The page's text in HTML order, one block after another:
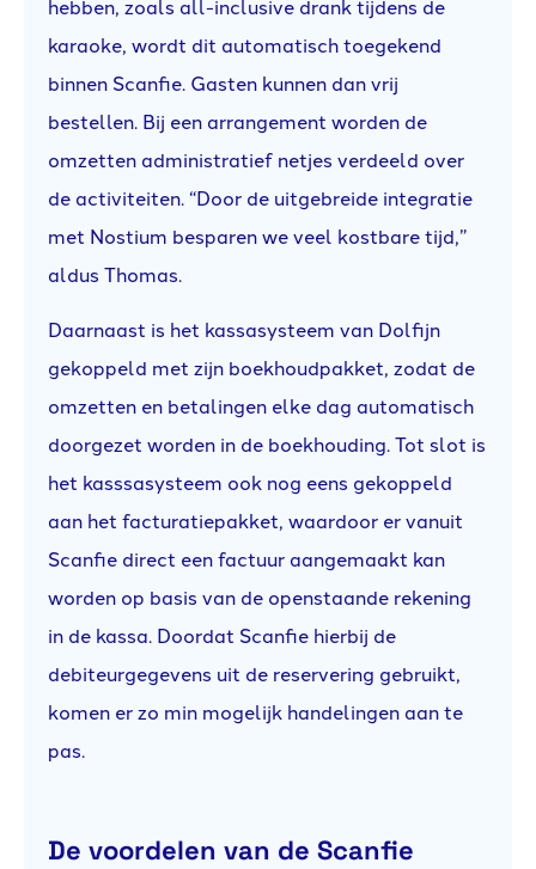
hebben, zoals all-inclusive drank tijdens de
karaoke, wordt dit automatisch toegekend
binnen Scanfie. Gasten kunnen dan vrij
bestellen. Bij een arrangement worden de
omzetten administratief netjes verdeeld over
de activiteiten. “Door de uitgebreide integratie
met Nostium besparen we veel kostbare tijd,”
aldus Thomas.
Daarnaast is het kassasysteem van Dolfijn
gekoppeld met zijn boekhoudpakket, zodat de
omzetten en betalingen elke dag automatisch
doorgezet worden in de boekhouding. Tot slot is
het kasssasysteem ook nog eens gekoppeld
aan het facturatiepakket, waardoor er vanuit
Scanfie direct een factuur aangemaakt kan
worden op basis van de openstaande rekening
in de kassa. Doordat Scanfie hierbij de
debiteurgegevens uit de reservering gebruikt,
komen er zo min mogelijk handelingen aan te
pas.
De voordelen van de Scanfie